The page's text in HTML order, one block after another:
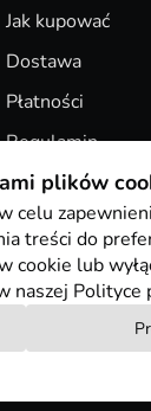
Jak kupować
Dostawa
Płatności
Regulamin
Zwrotyplików
celu
treści do
cookie lub
naszej Polityce